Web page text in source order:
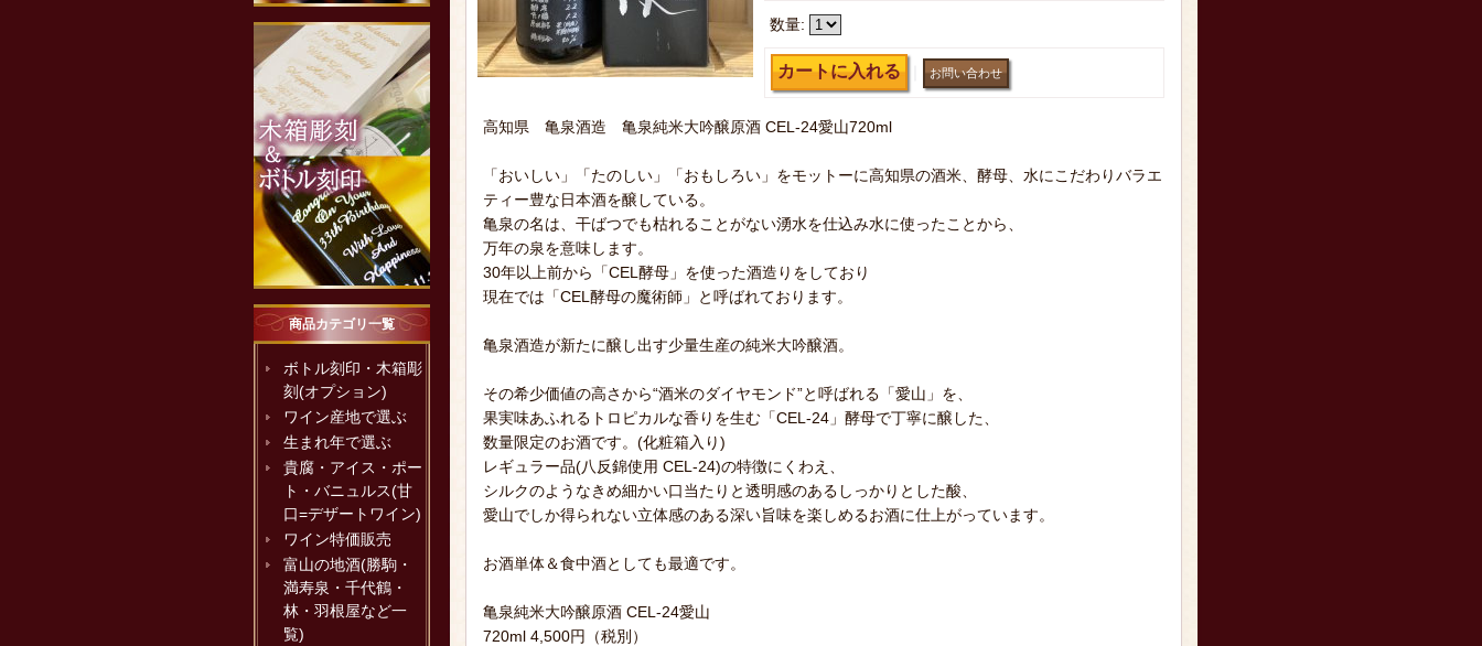
商品カテゴリ一覧
ボトル刻印・木箱彫
刻(オプション)
ワイン産地で選ぶ
生まれ年で選ぶ
貴腐・アイス・ポー
ト・バニュルス(甘
口=デザートワイン)
ワイン特価販売
富山の地酒(勝駒・
満寿泉・千代鶴・
林・羽根屋など一
覧)
数量:
高知県 亀泉酒造 亀泉純米大吟醸原酒 CEL-24愛山720ml
「おいしい」「たのしい」「おもしろい」をモットーに高知県の酒米、酵母、水にこだわりバラエ
ティー豊な日本酒を醸している。
亀泉の名は、干ばつでも枯れることがない湧水を仕込み水に使ったことから、
万年の泉を意味します。
30年以上前から「CEL酵母」を使った酒造りをしており
現在では「CEL酵母の魔術師」と呼ばれております。
亀泉酒造が新たに醸し出す少量生産の純米大吟醸酒。
その希少価値の高さから“酒米のダイヤモンド”と呼ばれる「愛山」を、
果実味あふれるトロピカルな香りを生む「CEL-24」酵母で丁寧に醸した、
数量限定のお酒です。(化粧箱入り)
レギュラー品(八反錦使用 CEL-24)の特徴にくわえ、
シルクのようなきめ細かい口当たりと透明感のあるしっかりとした酸、
愛山でしか得られない立体感のある深い旨味を楽しめるお酒に仕上がっています。
お酒単体＆食中酒としても最適です。
亀泉純米大吟醸原酒 CEL-24愛山
720ml 4,500円（税別）